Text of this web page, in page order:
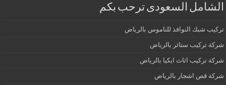
الشامل السعودى ترحب بكم
تركيب شبك النوافذ للناموس بالرياض
شركة تركيب ستائر بالرياض
شركة تركيب اثاث ايكيا بالرياض
شركة قص اشجار بالرياض